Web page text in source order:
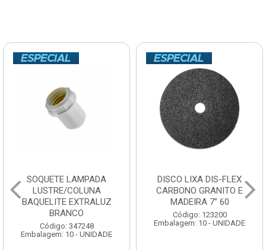
SOQUETE LAMPADA
LUSTRE/COLUNA
BAQUELITE EXTRALUZ
BRANCO
Código: 347248
Embalagem: 10 - UNIDADE
DISCO LIXA DIS-FLEX
CARBONO GRANITO E
MADEIRA 7” 60
Código: 123200
Embalagem: 10 - UNIDADE